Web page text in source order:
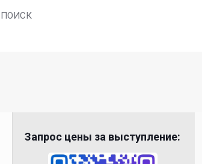
ПОИСК
Запрос цены за выступление: